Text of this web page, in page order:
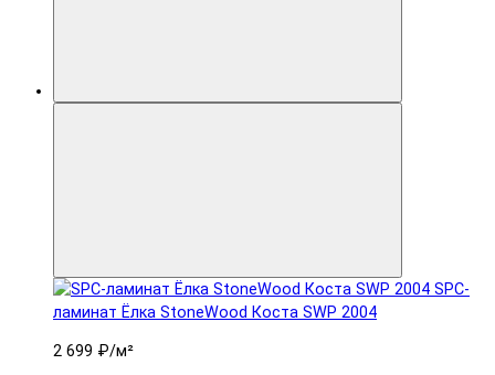
SPC-
ламинат Ëлка StoneWood Коста SWP 2004
2 699 ₽/м²